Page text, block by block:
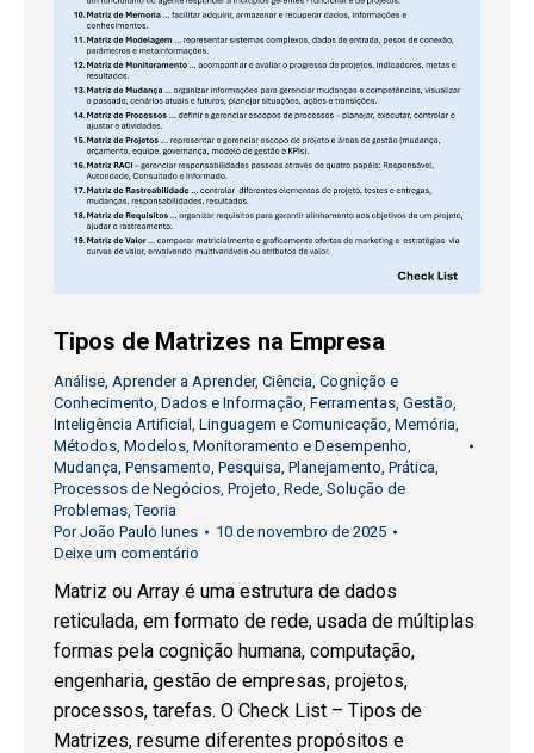
Tipos de Matrizes na Empresa
Análise Aprender a Aprender, Ciência Cognição e
Conhecimento Dados e Informação Ferramentas Gestão
Inteligência Artificial
Linguagem e Comunicação Memória
Métodos Modelos Monitoramento e Desempenho
Mudança Pensamento Pesquisa Planejamento Prática
Processos de Negócios Projeto Rede Solução de
Problemas ,Teoria
PorJoão Paulo Iunes
10 de novembro de 2025
Deixe um comentário
Matriz ou Array é uma estrutura de dados
reticulada, em formato de rede, usada de múltiplas
formas pela cognição humana, computação,
engenharia, gestão de empresas, projetos,
processos, tarefas. O Check List – Tipos de
Matrizes, resume diferentes propósitos e